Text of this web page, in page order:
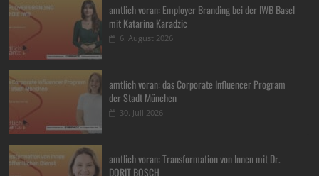
amtlich voran: Employer Branding bei der IWB Basel
mit Katarina Karadzic
6. August 2026
amtlich voran: das Corporate Influencer Program
der Stadt München
30. Juli 2026
amtlich voran: Transformation von Innen mit Dr.
DORIT BOSCH